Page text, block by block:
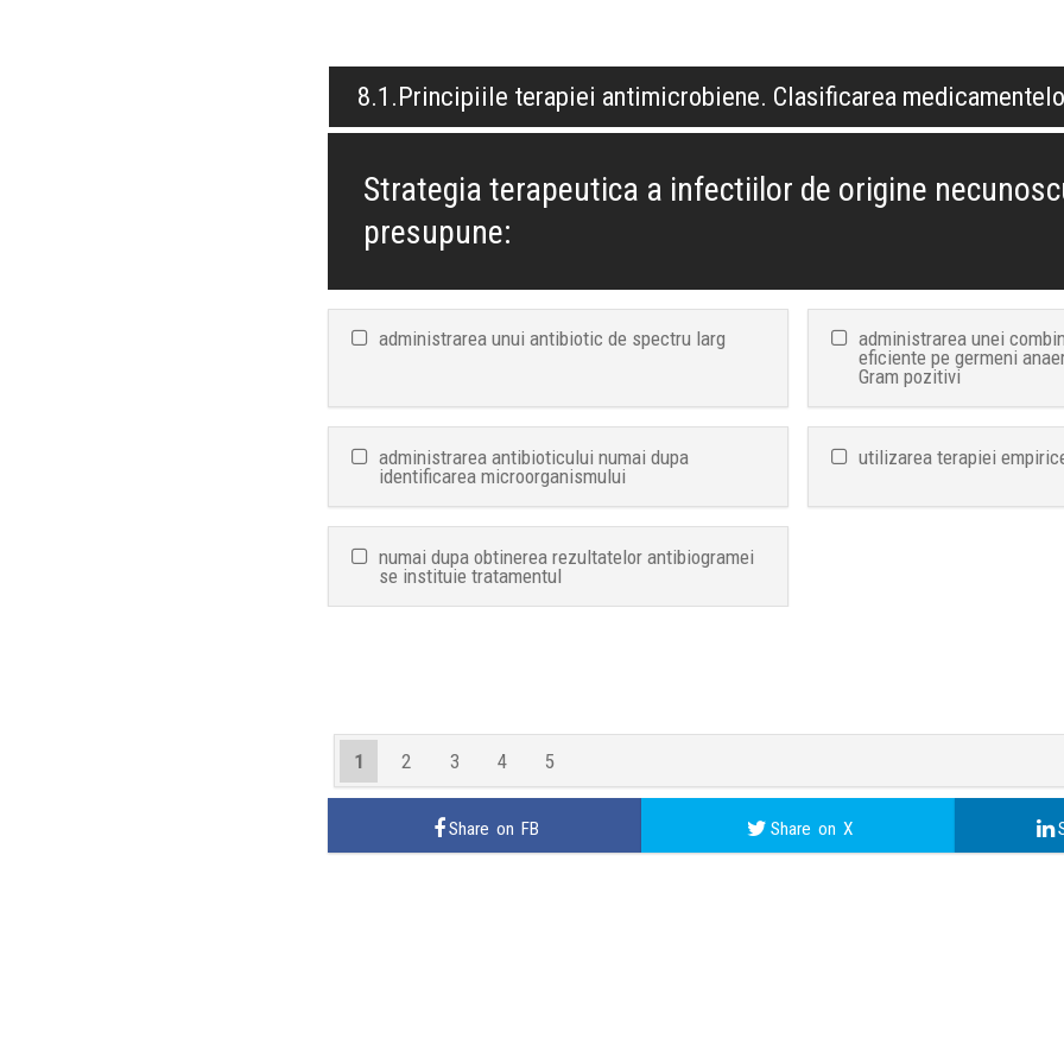
8.1.Principiile terapiei antimicrobiene. Clasificarea
Strategia terapeutica a infectiilor de origine
presupune:
administrarea unui antibiotic de spectru larg
administrarea unei
eficiente pe germeni
Gram pozitivi
administrarea antibioticului numai dupa
identificarea microorganismului
utilizarea terapiei
numai dupa obtinerea rezultatelor antibiogramei
se instituie tratamentul
1 2 3 4 5